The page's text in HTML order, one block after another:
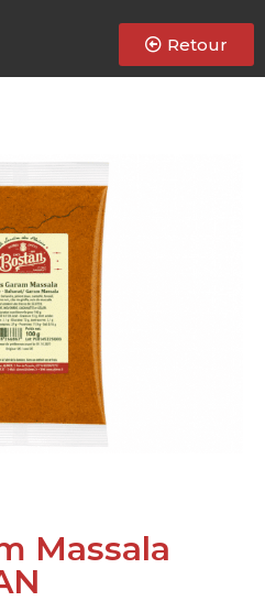
Retour
Massala